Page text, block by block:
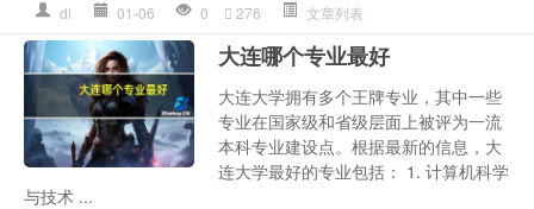
dl 01-06 0 276 文章列表
大连哪个专业最好
大连大学拥有多个王牌专业，其中一些
专业在国家级和省级层面上被评为一流
本科专业建设点。根据最新的信息，大
连大学最好的专业包括： 1. 计算机科学
与技术 ...